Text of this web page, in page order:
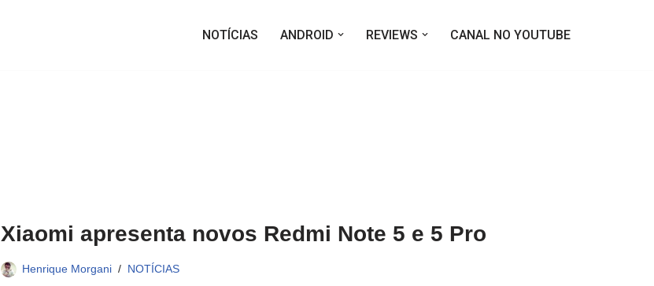
NOTÍCIAS ANDROID REVIEWS CANAL NO YOUTUBE
Xiaomi apresenta novos Redmi Note 5 e 5 Pro
Henrique Morgani NOTÍCIAS